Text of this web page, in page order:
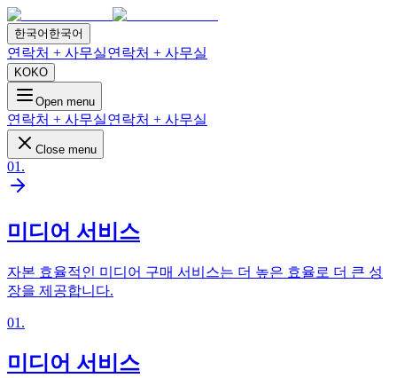
한국어 한국어
연락처 + 사무실연락처 + 사무실
KOKO
Open menu
연락처 + 사무실연락처 + 사무실
Close menu
01 .
미디어 서비스
자본 효율적인 미디어 구매 서비스는 더 높은 효율로 더 큰 성
장을 제공합니다.
01 .
미디어 서비스